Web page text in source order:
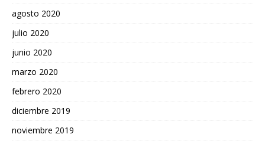
agosto 2020
julio 2020
junio 2020
marzo 2020
febrero 2020
diciembre 2019
noviembre 2019